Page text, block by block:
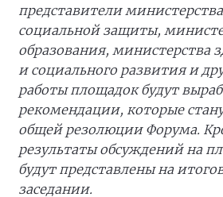
представители
социальной защиты,
образования, министерства
и социального развития и
работы площадок будут
рекомендации, которые
общей резолюции Форума.
результаты обсуждений на
будут представлены на
заседании.